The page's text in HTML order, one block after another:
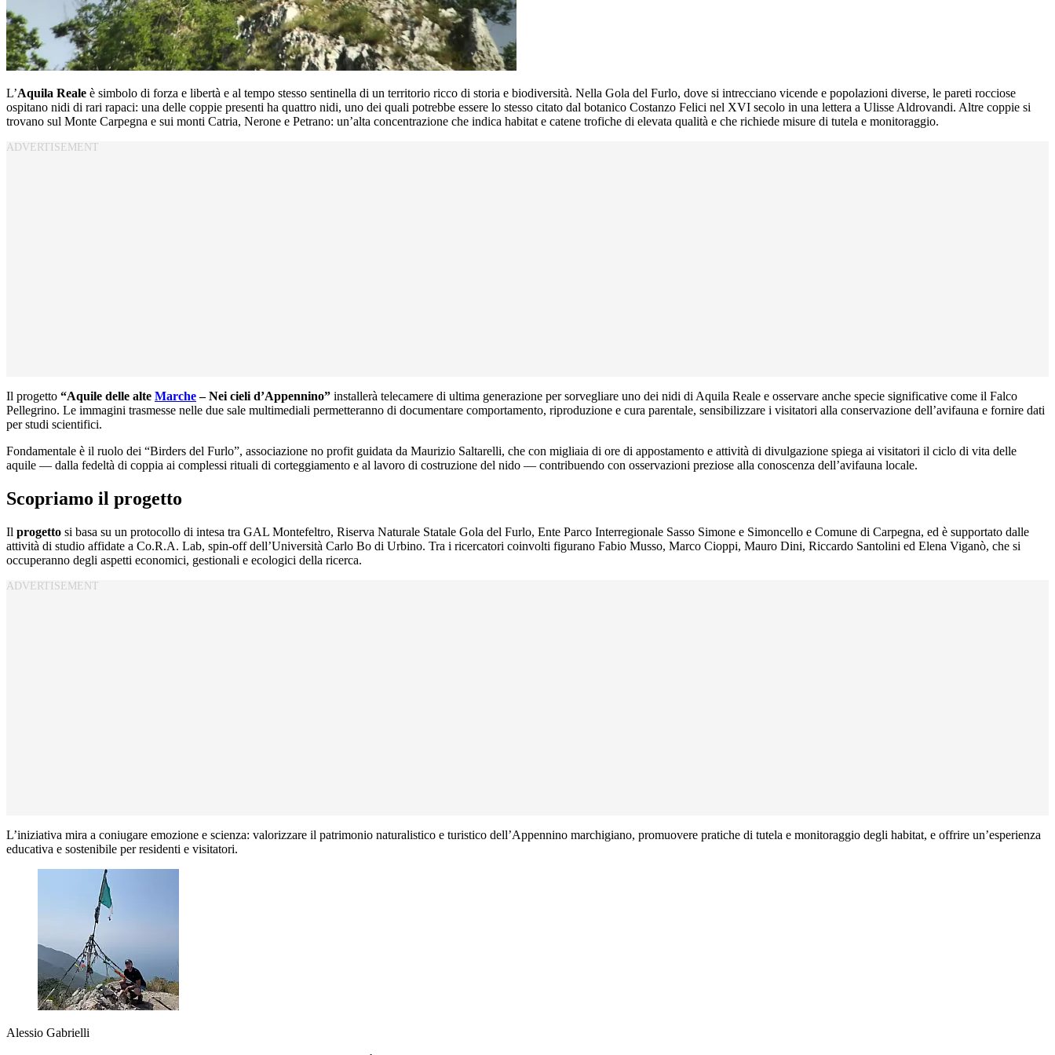
L’Aquila Reale è simbolo di forza e libertà e al tempo stesso sentinella di un territorio ricco di storia e biodiversità. Nella Gola del Furlo, dove si intrecciano vicende e popolazioni diverse, le pareti rocciose
ospitano nidi di rari rapaci: una delle coppie presenti ha quattro nidi, uno dei quali potrebbe essere lo stesso citato dal botanico Costanzo Felici nel XVI secolo in una lettera a Ulisse Aldrovandi. Altre coppie si
trovano sul Monte Carpegna e sui monti Catria, Nerone e Petrano: un’alta concentrazione che indica habitat e catene trofiche di elevata qualità e che richiede misure di tutela e monitoraggio.
Il progetto “Aquile delle alte Marche– Nei cieli d’Appennino” installerà telecamere di ultima generazione per sorvegliare uno dei nidi di Aquila Reale e osservare anche specie significative come il Falco
Pellegrino. Le immagini trasmesse nelle due sale multimediali permetteranno di documentare comportamento, riproduzione e cura parentale, sensibilizzare i visitatori alla conservazione dell’avifauna e fornire dati
per studi scientifici.
Fondamentale è il ruolo dei “Birders del Furlo”, associazione no profit guidata da Maurizio Saltarelli, che con migliaia di ore di appostamento e attività di divulgazione spiega ai visitatori il ciclo di vita delle
aquile — dalla fedeltà di coppia ai complessi rituali di corteggiamento e al lavoro di costruzione del nido — contribuendo con osservazioni preziose alla conoscenza dell’avifauna locale.
Scopriamo il progetto
Il progetto si basa su un protocollo di intesa tra GAL Montefeltro, Riserva Naturale Statale Gola del Furlo, Ente Parco Interregionale Sasso Simone e Simoncello e Comune di Carpegna, ed è supportato dalle
attività di studio affidate a Co.R.A. Lab, spin-off dell’Università Carlo Bo di Urbino. Tra i ricercatori coinvolti figurano Fabio Musso, Marco Cioppi, Mauro Dini, Riccardo Santolini ed Elena Viganò, che si
occuperanno degli aspetti economici, gestionali e ecologici della ricerca.
L’iniziativa mira a coniugare emozione e scienza: valorizzare il patrimonio naturalistico e turistico dell’Appennino marchigiano, promuovere pratiche di tutela e monitoraggio degli habitat, e offrire un’esperienza
educativa e sostenibile per residenti e visitatori.
Alessio Gabrielli